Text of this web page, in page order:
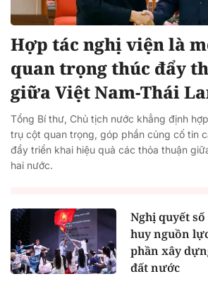
Hợp tác nghị viện là
quan trọng thúc đẩy
giữa Việt Nam-Thái
Tổng Bí thư, Chủ tịch nước khẳng định
trụ cột quan trọng, góp phần củng cố tin
đẩy triển khai hiệu quả các thỏa thuận
hai nước.
Nghị quyết số
huy nguồn
phần xây
đất nước